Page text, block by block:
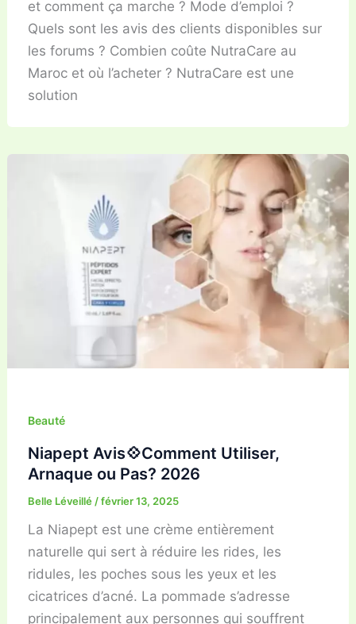
et comment ça marche ? Mode d’emploi ?
Quels sont les avis des clients disponibles sur
les forums ? Combien coûte NutraCare au
Maroc et où l’acheter ? NutraCare est une
solution
Beauté
Niapept Avis💠Comment Utiliser,
Arnaque ou Pas? 2026
Belle Léveillé /février 13, 2025
La Niapept est une crème entièrement
naturelle qui sert à réduire les rides, les
ridules, les poches sous les yeux et les
cicatrices d’acné. La pommade s’adresse
principalement aux personnes qui souffrent